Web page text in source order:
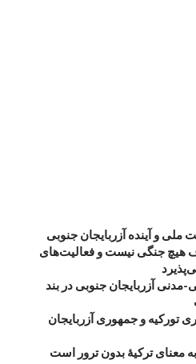
ملی و آینده آزربایجان جنوبی
هیچ جنگی نیست و فعالیت‌های
مدنی آزربایجان جنوبی در بند
تورکیه و جمهوری آزربایجان
معنای ترکیهٔ بدون ترور است